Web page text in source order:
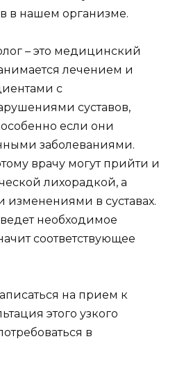
в нашем организме.
– это медицинский
лечением и
с
суставов,
если они
заболеваниями.
врачу могут прийти и
лихорадкой, а
изменениями в суставах.
необходимое
соответствующее
на прием к
этого узкого
в